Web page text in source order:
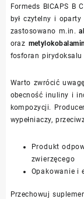
Formeds BICAPS B
był czytelny i
zastosowano m.in.
oraz
fosforan
Warto zwrócić
obecność inuliny i
kompozycji.
wypełniaczy,
Produkt
zwierzęcego
Opakowanie i
Przechowuj